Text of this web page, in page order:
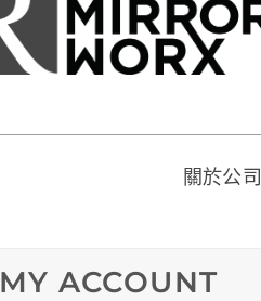
關於公司
MY ACCOUNT